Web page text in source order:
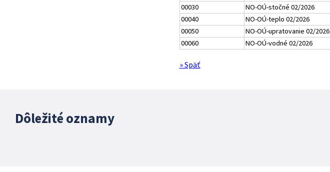
00030
NO-OÚ-stočné 02/2026
00040
NO-OÚ-teplo 02/2026
00050
NO-OÚ-upratovanie 02/2026
00060
NO-OÚ-vodné 02/2026
» Späť
Dôležité oznamy